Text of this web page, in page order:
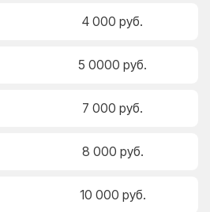
4 000 руб.
5 0000 руб.
7 000 руб.
8 000 руб.
10 000 руб.